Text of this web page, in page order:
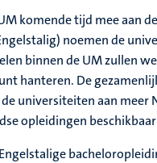
komende tijd mee aan
noemen de
binnen de UM zullen
hanteren. De
universiteiten aan
opleidingen